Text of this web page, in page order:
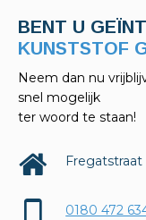
BENT U
Neem dan nu
snel mogelijk
ter woord te staan!
Fregatstraat
0180 472